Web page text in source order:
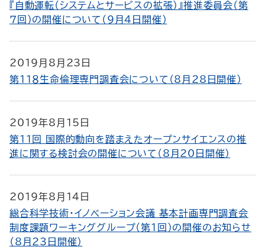
『自動運転（システムとサービスの拡張）』推進委員会（第
７回）の開催について（9月4日開催）
2019月8月23日
第１１８生命倫理専門調査会について（8月28日開催）
2019年8月15日
第11回 国際的動向を踏まえたオープンサイエンスの推
進に関する検討会の開催について（8月20日開催）
2019年8月14日
総合科学技術・イノベーション会議 基本計画専門調査会
制度課題ワーキンググループ（第１回）の開催のお知らせ
（8月23日開催）